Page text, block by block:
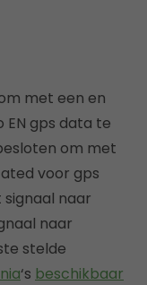
met een en
EN gps data te
om met
voor gps
naar
naar
stelde
‘s beschikbaar